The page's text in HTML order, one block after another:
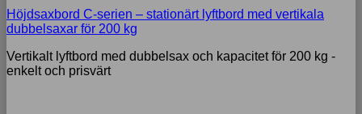
Höjdsaxbord C-serien – stationärt lyftbord med vertikala
dubbelsaxar för 200 kg
Vertikalt lyftbord med dubbelsax och kapacitet för 200 kg -
enkelt och prisvärt